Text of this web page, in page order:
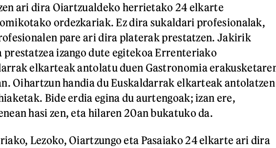
ari dira Oiartzualdeko herrietako 24 elkarte
ordezkariak. Ez dira sukaldari profesionalak,
pare ari dira platerak prestatzen. Jakirik
prestatzea izango dute egitekoa Errenteriako
elkarteak antolatu duen Gastronomia
Oihartzun handia du Euskaldarrak elkarteak antolatzen
Bide erdia egina du aurtengoak; izan ere,
hasi zen, eta hilaren 20an bukatuko da.
Lezoko, Oiartzungo eta Pasaiako 24 elkarte ari dira